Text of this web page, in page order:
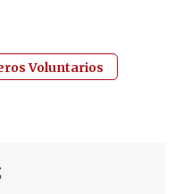
Voluntarios